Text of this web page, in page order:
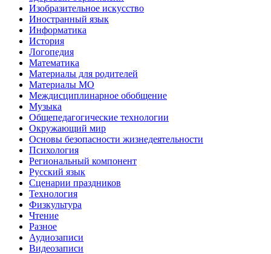
Изобразительное искусство
Иностранный язык
Информатика
История
Логопедия
Математика
Материалы для родителей
Материалы МО
Междисциплинарное обобщение
Музыка
Общепедагогические технологии
Окружающий мир
Основы безопасности жизнедеятельности
Психология
Региональный компонент
Русский язык
Сценарии праздников
Технология
Физкультура
Чтение
Разное
Аудиозаписи
Видеозаписи